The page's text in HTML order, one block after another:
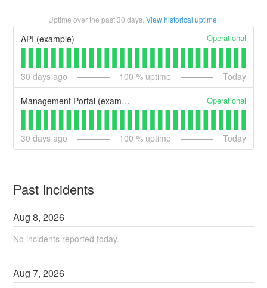
Uptime over the past30 days. View historical uptime.
API (example) Operational
30 days ago 100 % uptime Today
Management Portal (example) Operational
30 days ago 100 % uptime Today
Past Incidents
Aug8,2026
No incidents reported today.
Aug7,2026